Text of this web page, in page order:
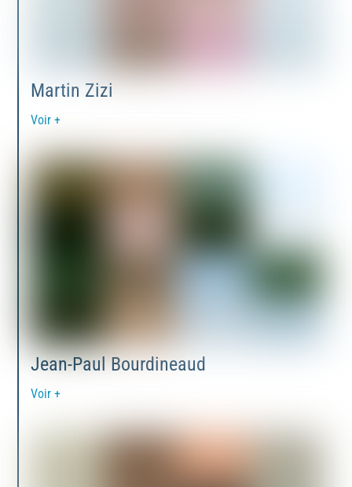
Martin Zizi
Voir +
Jean-Paul Bourdineaud
Voir +